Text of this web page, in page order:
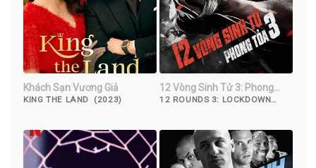
Khách Sạn Vương Giả
KING THE LAND (2023)
12 Vòng Sinh Tử 3: Phong
Tỏa
12 ROUNDS 3: LOCKDOWN